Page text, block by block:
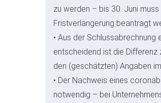
zu werden – bis 30. Juni
Fristverlängerung beantragt
• Aus der
entscheidend ist die Differenz
den (geschätzten) Angaben
• Der Nachweis eines
notwendig – bei